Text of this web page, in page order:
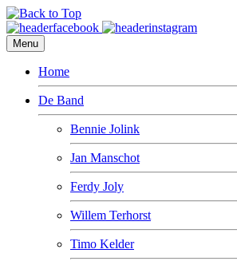
Menu
Home
De Band
Bennie Jolink
Jan Manschot
Ferdy Joly
Willem Terhorst
Timo Kelder